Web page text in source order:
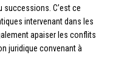
successions. C’est ce
intervenant dans les
apaiser les conflits
juridique convenant à